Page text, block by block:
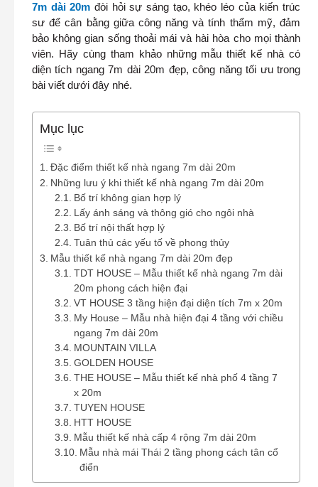
7m dài 20m đòi hỏi sự sáng tạo, khéo léo của kiến trúc
sư để cân bằng giữa công năng và tính thẩm mỹ, đảm
bảo không gian sống thoải mái và hài hòa cho mọi thành
viên. Hãy cùng tham khảo những mẫu thiết kế nhà có
diện tích ngang 7m dài 20m đẹp, công năng tối ưu trong
bài viết dưới đây nhé.
Mục lục
Đặc điểm thiết kế nhà ngang 7m dài 20m
Những lưu ý khi thiết kế nhà ngang 7m dài 20m
Bố trí không gian hợp lý
Lấy ánh sáng và thông gió cho ngôi nhà
Bố trí nội thất hợp lý
Tuân thủ các yếu tố về phong thủy
Mẫu thiết kế nhà ngang 7m dài 20m đẹp
TDT HOUSE – Mẫu thiết kế nhà ngang 7m dài
20m phong cách hiện đại
VT HOUSE 3 tầng hiện đại diện tích 7m x 20m
My House – Mẫu nhà hiện đại 4 tầng với chiều
ngang 7m dài 20m
MOUNTAIN VILLA
GOLDEN HOUSE
THE HOUSE – Mẫu thiết kế nhà phố 4 tầng 7
x 20m
TUYEN HOUSE
HTT HOUSE
Mẫu thiết kế nhà cấp 4 rộng 7m dài 20m
Mẫu nhà mái Thái 2 tầng phong cách tân cổ
điển